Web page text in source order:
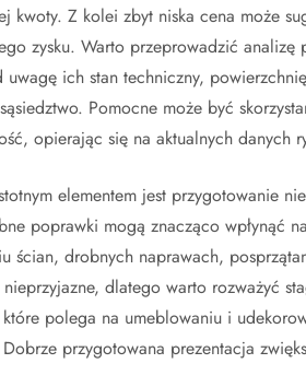
kwoty. Z kolei zbyt niska cena może
zysku. Warto przeprowadzić
ich stan techniczny,
Pomocne może być
opierając się na aktualnych danych
elementem jest przygotowanie
poprawki mogą znacząco wpłynąć
ścian, drobnych naprawach,
dlatego warto rozważyć
które polega na umeblowaniu i
przygotowana prezentacja